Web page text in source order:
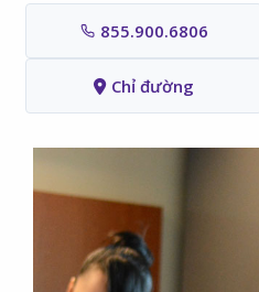
khỏe
Gia đình và người chăm sóc
855.900.6806
Chỉ đường